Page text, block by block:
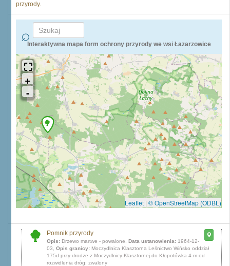
przyrody.
Interaktywna mapa form ochrony przyrody we wsi Łazarzowice
Leaflet | © OpenStreetMap (ODBL)
Pomnik przyrody
Opis: Drzewo martwe - powalone, Data ustanowienia: 1964-12-
03, Opis granicy: Moczydlnica Klasztorna Leśnictwo Wińsko oddział
175d przy drodze z Moczydlnicy Klasztornej do Kłopotówka 4 m od
rozwidlenia dróg; zwalony